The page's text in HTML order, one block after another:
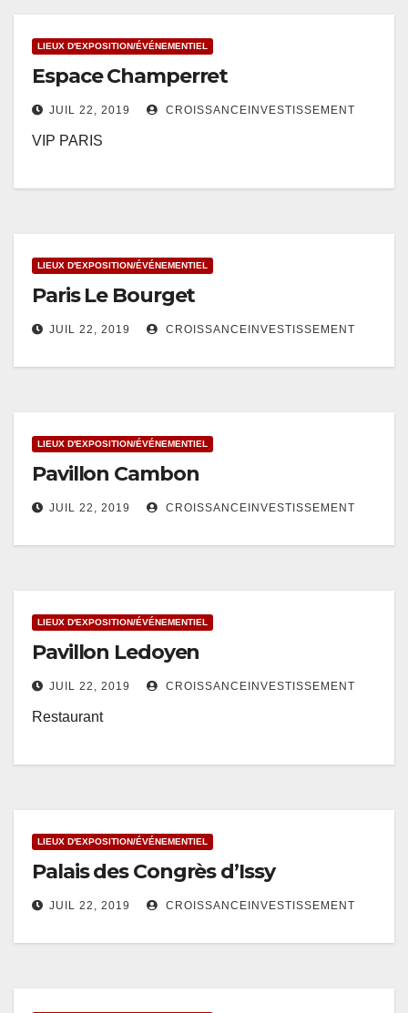
LIEUX D'EXPOSITION/ÉVÉNEMENTIEL
Espace Champerret
JUIL 22, 2019 CROISSANCEINVESTISSEMENT
VIP PARIS
LIEUX D'EXPOSITION/ÉVÉNEMENTIEL
Paris Le Bourget
JUIL 22, 2019 CROISSANCEINVESTISSEMENT
LIEUX D'EXPOSITION/ÉVÉNEMENTIEL
Pavillon Cambon
JUIL 22, 2019 CROISSANCEINVESTISSEMENT
LIEUX D'EXPOSITION/ÉVÉNEMENTIEL
Pavillon Ledoyen
JUIL 22, 2019 CROISSANCEINVESTISSEMENT
Restaurant
LIEUX D'EXPOSITION/ÉVÉNEMENTIEL
Palais des Congrès d’Issy
JUIL 22, 2019 CROISSANCEINVESTISSEMENT